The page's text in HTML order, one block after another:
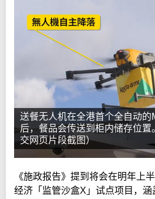
送餐无人机在全港首个全自动的
后，餐品会传送到柜内储存位置
交网页片段截图）
《施政报告》提到将会在明年上
经济「监管沙盒X」试点项目，